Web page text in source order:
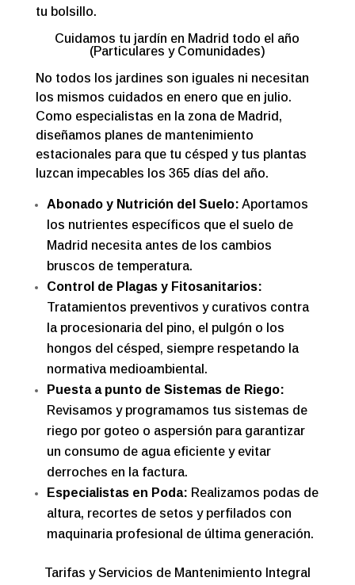
tu bolsillo.
Cuidamos tu jardín en Madrid todo el año
(Particulares y Comunidades)
No todos los jardines son iguales ni necesitan
los mismos cuidados en enero que en julio.
Como especialistas en la zona de Madrid,
diseñamos planes de mantenimiento
estacionales para que tu césped y tus plantas
luzcan impecables los 365 días del año.
Abonado y Nutrición del Suelo: Aportamos
los nutrientes específicos que el suelo de
Madrid necesita antes de los cambios
bruscos de temperatura.
Control de Plagas y Fitosanitarios:
Tratamientos preventivos y curativos contra
la procesionaria del pino, el pulgón o los
hongos del césped, siempre respetando la
normativa medioambiental.
Puesta a punto de Sistemas de Riego:
Revisamos y programamos tus sistemas de
riego por goteo o aspersión para garantizar
un consumo de agua eficiente y evitar
derroches en la factura.
Especialistas en Poda: Realizamos podas de
altura, recortes de setos y perfilados con
maquinaria profesional de última generación.
Tarifas y Servicios de Mantenimiento Integral